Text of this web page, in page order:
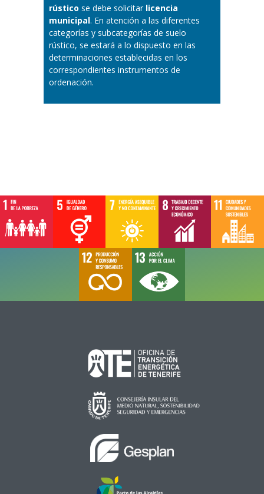
rústico se debe solicitar licencia
municipal. En atención a las diferentes
categorías y subcategorías de suelo
rústico, se estará a lo dispuesto en las
determinaciones establecidas en los
correspondientes instrumentos de
ordenación.